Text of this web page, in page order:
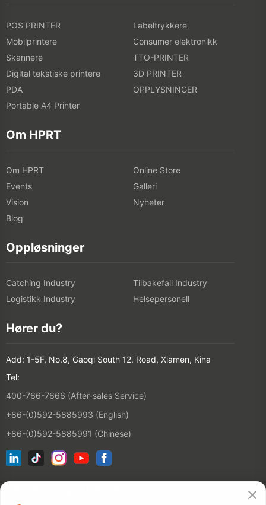
POS PRINTER
Labeltrykkere
Mobilprintere
Consumer elektronikk
Skannere
TTO-PRINTER
Digital tekstiske printere
3D PRINTER
PDA
OPPLYSNINGER
Portable A4 Printer
Om HPRT
Om HPRT
Online Store
Events
Galleri
Vision
Nyheter
Blog
Oppløsninger
Catching Industry
Tilbakefall Industry
Logistikk Industry
Helsepersonell
Hører du?
Add: 1-5F, No.8, Gaoqi South 12. Road, Xiamen, Kina
Tel:
400-766-7666 (After-sales Service)
+86-(0)592-5885993 (English)
+86-(0)592-5885991 (Chinese)